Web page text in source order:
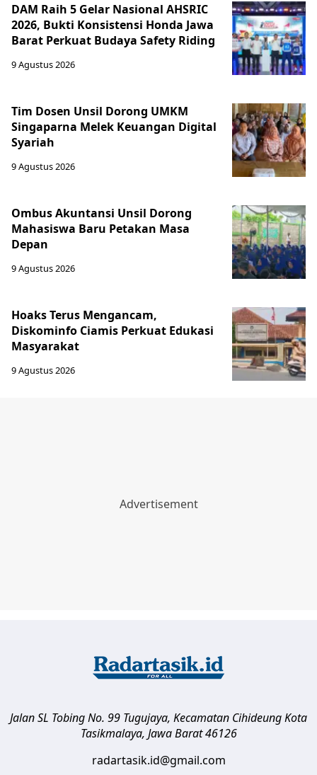
DAM Raih 5 Gelar Nasional AHSRIC
2026, Bukti Konsistensi Honda Jawa
Barat Perkuat Budaya Safety Riding
9 Agustus 2026
Tim Dosen Unsil Dorong UMKM
Singaparna Melek Keuangan Digital
Syariah
9 Agustus 2026
Ombus Akuntansi Unsil Dorong
Mahasiswa Baru Petakan Masa
Depan
9 Agustus 2026
Hoaks Terus Mengancam,
Diskominfo Ciamis Perkuat Edukasi
Masyarakat
9 Agustus 2026
Jalan SL Tobing No. 99 Tugujaya, Kecamatan CihideungKota
Tasikmalaya, Jawa Barat 46126
radartasik.id@gmail.com